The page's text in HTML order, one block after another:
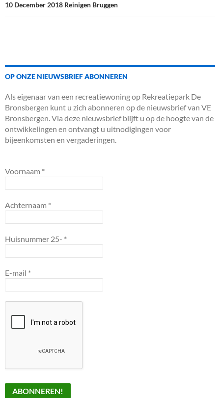
10 December 2018 Reinigen Bruggen
OP ONZE NIEUWSBRIEF ABONNEREN
Als eigenaar van een recreatiewoning op Rekreatiepark De
Bronsbergen kunt u zich abonneren op de nieuwsbrief van VE
Bronsbergen. Via deze nieuwsbrief blijft u op de hoogte van de
ontwikkelingen en ontvangt u uitnodigingen voor
bijeenkomsten en vergaderingen.
Voornaam *
Achternaam *
Huisnummer 25- *
E-mail *